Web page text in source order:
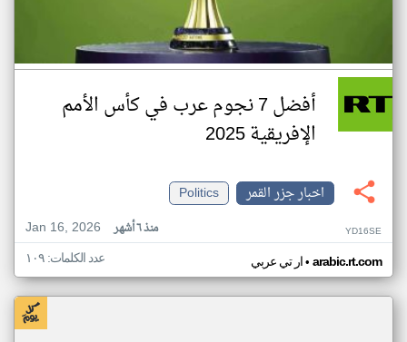
أفضل 7 نجوم عرب في كأس الأمم
الإفريقية 2025
اخبار جزر القمر
Politics
Jan 16, 2026
منذ ٦ أشهر YD16SE
ار تي عربي• arabic.rt.com عدد الكلمات: ١٠٩